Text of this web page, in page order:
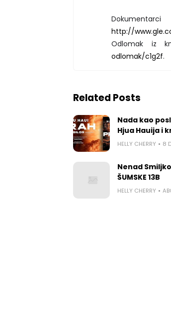
http://
Odlomak iz
odlomak/c1g2f.
Related Posts
Nada kao
Hjua Hauija i
HELLY CHERRY 8
Nenad
ŠUMSKE 13B
HELLY CHERRY